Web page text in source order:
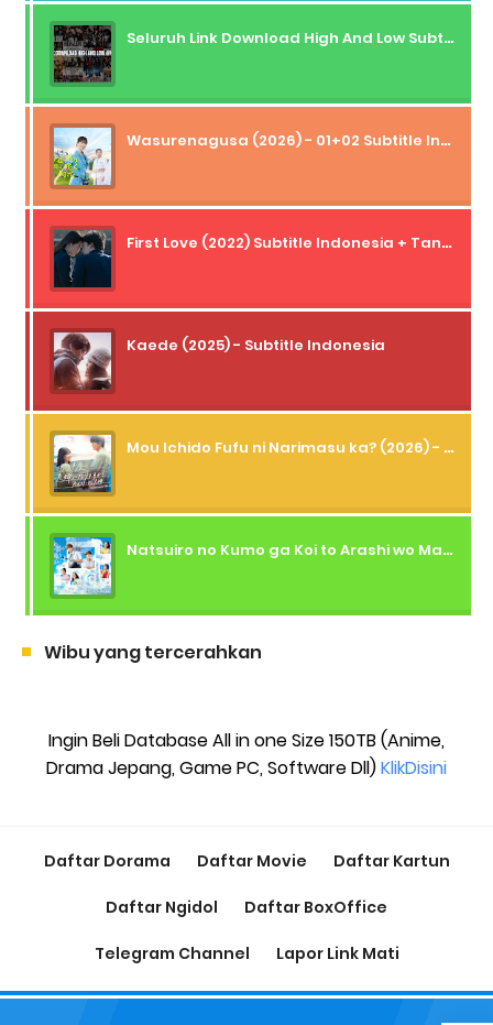
Seluruh Link Download High And Low Subtitle Indonesia
Wasurenagusa (2026) - 01+02 Subtitle Indonesia
First Love (2022) Subtitle Indonesia + Tanpa Iklan + Streaming + 1080p
Kaede (2025) - Subtitle Indonesia
Mou Ichido Fufu ni Narimasu ka? (2026) - 01 Subtitle Indonesia
Natsuiro no Kumo ga Koi to Arashi wo Makiokosu (2026) - 01 Subtitle Indonesia
Wibu yang tercerahkan
Ingin Beli Database All in one Size 150TB (Anime,
Drama Jepang, Game PC, Software Dll)KlikDisini
Daftar Dorama Daftar Movie Daftar Kartun
Daftar Ngidol Daftar BoxOffice
Telegram Channel Lapor Link Mati